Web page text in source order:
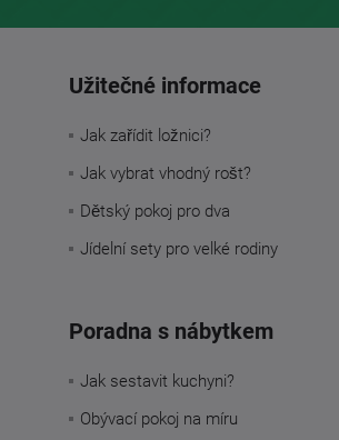
Užitečné informace
Jak zařídit ložnici?
Jak vybrat vhodný rošt?
Dětský pokoj pro dva
Jídelní sety pro velké rodiny
Poradna s nábytkem
Jak sestavit kuchyni?
Obývací pokoj na míru